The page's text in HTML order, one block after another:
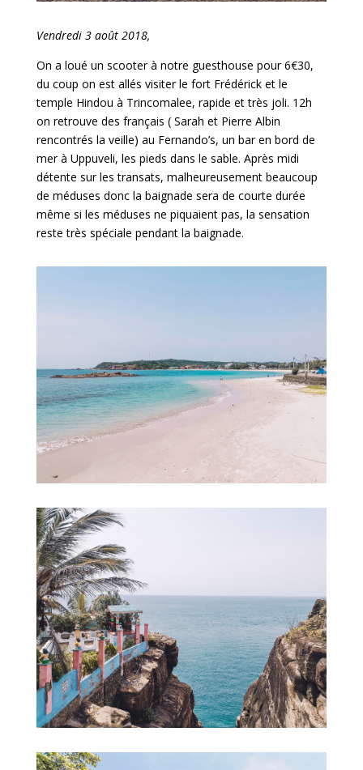
Vendredi 3 août 2018,
On a loué un scooter à notre guesthouse pour 6€30,
du coup on est allés visiter le fort Frédérick et le
temple Hindou à Trincomalee, rapide et très joli. 12h
on retrouve des français ( Sarah et Pierre Albin
rencontrés la veille) au Fernando’s, un bar en bord de
mer à Uppuveli, les pieds dans le sable. Après midi
détente sur les transats, malheureusement beaucoup
de méduses donc la baignade sera de courte durée
même si les méduses ne piquaient pas, la sensation
reste très spéciale pendant la baignade.